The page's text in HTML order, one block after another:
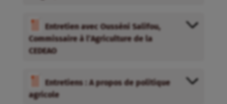
Entretien avec Ousséni Salifou,
Commissaire à l’Agriculture de la
CEDEAO
Entretiens : A propos de politique
agricole